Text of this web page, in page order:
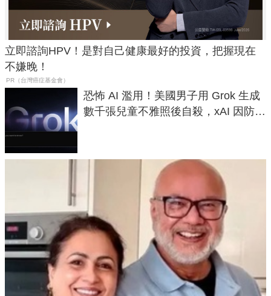
立即諮詢HPV！是對自己健康最好的投資，把握現在
不嫌晚！
PR（台灣癌症基金會）
恐怖 AI 濫用！美國男子用 Grok 生成
數千張兒童不雅照後自殺，xAI 因防護